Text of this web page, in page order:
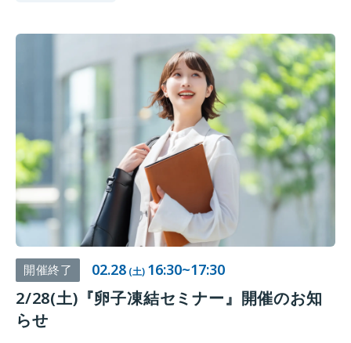
開催終了 02.28 (土) 16:30~17:30
2/28(土)『卵子凍結セミナー』開催のお知
らせ